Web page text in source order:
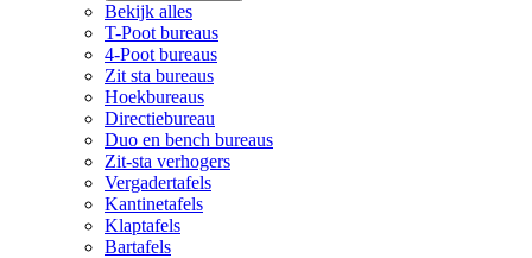
Bekijk alles
T-Poot bureaus
4-Poot bureaus
Zit sta bureaus
Hoekbureaus
Directiebureau
Duo en bench bureaus
Zit-sta verhogers
Vergadertafels
Kantinetafels
Klaptafels
Bartafels